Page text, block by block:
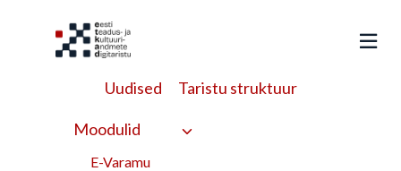
Uudised Taristu struktuur
Moodulid
E-Varamu
Eeltöötlus